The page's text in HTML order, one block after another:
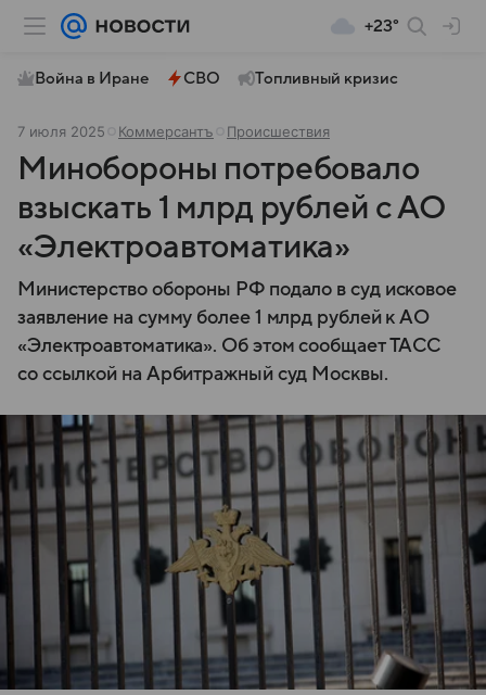
+23°
Война в Иране СВО Топливный кризис
7 июля 2025 Коммерсантъ Происшествия
Минобороны потребовало
взыскать 1 млрд рублей с АО
«Электроавтоматика»
Министерство обороны РФ подало в суд исковое
заявление на сумму более 1 млрд рублей к АО
«Электроавтоматика». Об этом сообщает ТАСС
со ссылкой на Арбитражный суд Москвы.